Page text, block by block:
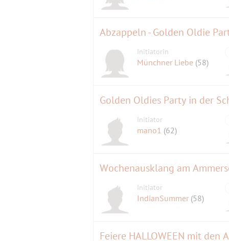
Abzappeln - Golden Oldie
Initiatorin
Münchner Liebe (58)
Golden Oldies Party in der
Initiator
mano1 (62)
Wochenausklang am
Initiator
IndianSummer (58)
Feiere HALLOWEEN mit den